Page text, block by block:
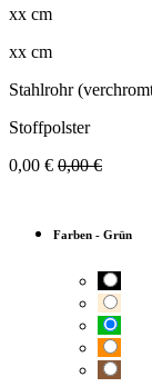
xx cm
xx cm
Stahlrohr
Stoffpolster
0,00 € 0,00€
Farben - Grün